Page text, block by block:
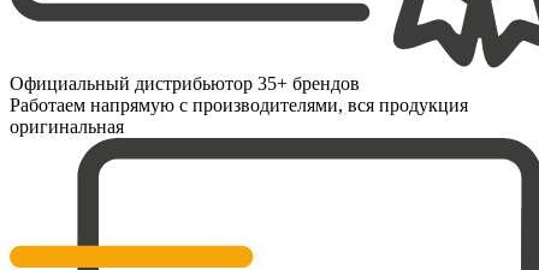
Официальный дистрибьютор 35+ брендов
Работаем напрямую с производителями, вся продукция
оригинальная